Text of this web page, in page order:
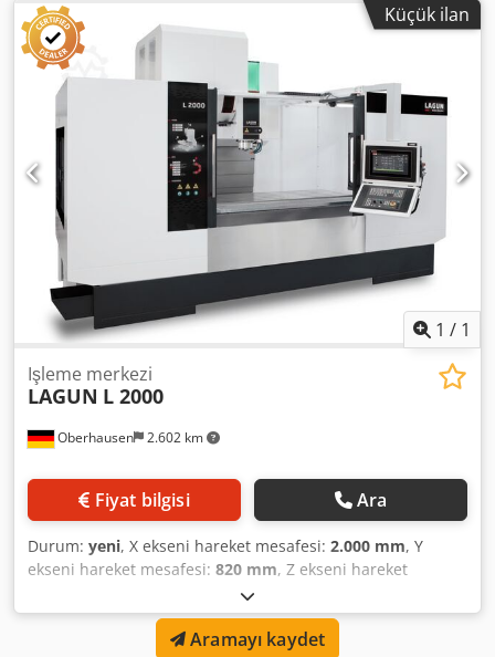
Küçük ilan
1 / 1
Oberhausen 2.602 km
Işleme merkezi
LAGUN L 2000
Fiyat bilgisi Ara
Durum: yeni, X ekseni hareket mesafesi: 2.000 mm, Y
ekseni hareket mesafesi: 820 mm, Z ekseni hareket
, takım magazinindeki yuva sayısı:
kontrolör üreticisi:HEIDENHAIN, toplam ağırlık:21.000 kg,
2.100 mm, masa genişliği:
Aramayı kaydet